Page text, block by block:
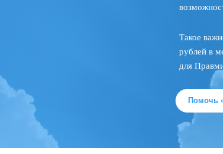
Такое
рублей в
для
Помочь